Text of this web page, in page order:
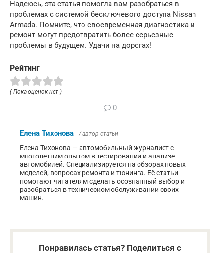
Надеюсь, эта статья помогла вам разобраться в
проблемах с системой бесключевого доступа Nissan
Armada. Помните, что своевременная диагностика и
ремонт могут предотвратить более серьезные
проблемы в будущем. Удачи на дорогах!
Рейтинг
( Пока оценок нет )
0
Елена Тихонова / автор статьи
Елена Тихонова — автомобильный журналист с
многолетним опытом в тестировании и анализе
автомобилей. Специализируется на обзорах новых
моделей, вопросах ремонта и тюнинга. Её статьи
помогают читателям сделать осознанный выбор и
разобраться в техническом обслуживании своих
машин.
Понравилась статья? Поделиться с